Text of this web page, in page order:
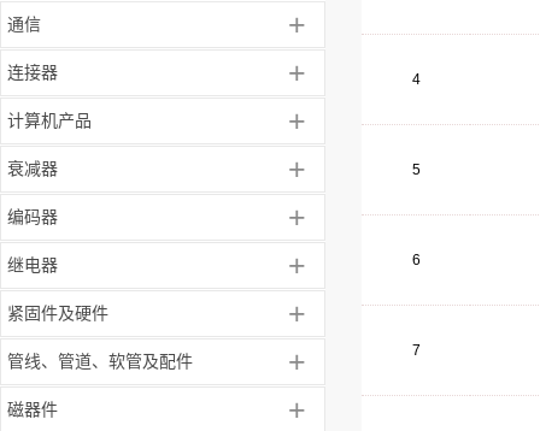
通信 +
连接器 +
计算机产品 +
衰减器 +
编码器 +
继电器 +
紧固件及硬件 +
管线、管道、软管及配件 +
磁器件 +
4
5
6
7